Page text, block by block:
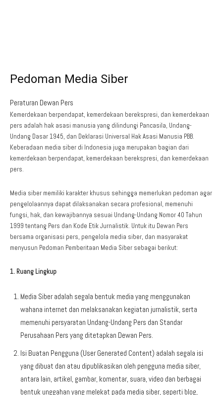
Pedoman Media Siber
Peraturan Dewan Pers
Kemerdekaan berpendapat, kemerdekaan berekspresi, dan kemerdekaan
pers adalah hak asasi manusia yang dilindungi Pancasila, Undang-
Undang Dasar 1945, dan Deklarasi Universal Hak Asasi Manusia PBB.
Keberadaan media siber di Indonesia juga merupakan bagian dari
kemerdekaan berpendapat, kemerdekaan berekspresi, dan kemerdekaan
pers.
Media siber memiliki karakter khusus sehingga memerlukan pedoman agar
pengelolaannya dapat dilaksanakan secara profesional, memenuhi
fungsi, hak, dan kewajibannya sesuai Undang-Undang Nomor 40 Tahun
1999 tentang Pers dan Kode Etik Jurnalistik. Untuk itu Dewan Pers
bersama organisasi pers, pengelola media siber, dan masyarakat
menyusun Pedoman Pemberitaan Media Siber sebagai berikut:
1. Ruang Lingkup
Media Siber adalah segala bentuk media yang menggunakan
wahana internet dan melaksanakan kegiatan jurnalistik, serta
memenuhi persyaratan Undang-Undang Pers dan Standar
Perusahaan Pers yang ditetapkan Dewan Pers.
Isi Buatan Pengguna (User Generated Content) adalah segala isi
yang dibuat dan atau dipublikasikan oleh pengguna media siber,
antara lain, artikel, gambar, komentar, suara, video dan berbagai
bentuk unggahan yang melekat pada media siber, seperti blog,